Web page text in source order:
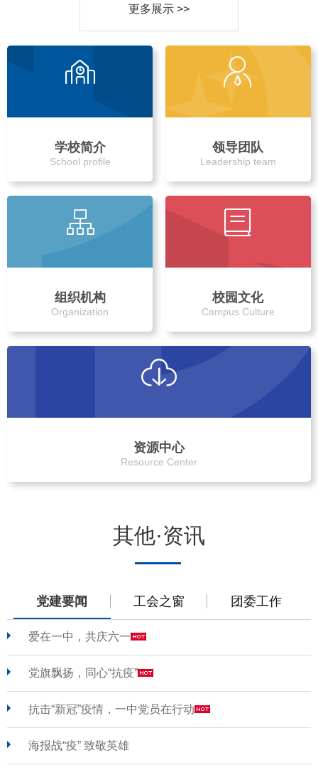
更多展示 >>
学校简介
School profile
领导团队
Leadership team
组织机构
Organization
校园文化
Campus Culture
资源中心
Resource Center
其他·资讯
党建要闻 工会之窗 团委工作
爱在一中，共庆六一
党旗飘扬，同心“抗疫”
抗击“新冠”疫情，一中党员在行动
海报战“疫” 致敬英雄